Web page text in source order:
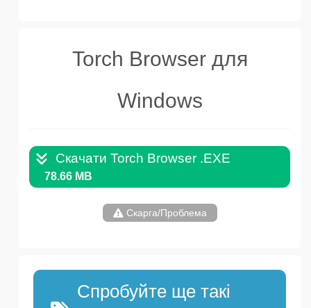
Torch Browser для
Windows
Скачати Torch Browser .EXE
78.66 MB
Скарга/Проблема
Спробуйте ще такі